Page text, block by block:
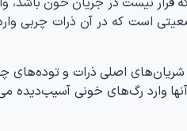
است که در آن ذرات چربی
اصلی ذرات و توده‌های
وارد رگ‌های خونی